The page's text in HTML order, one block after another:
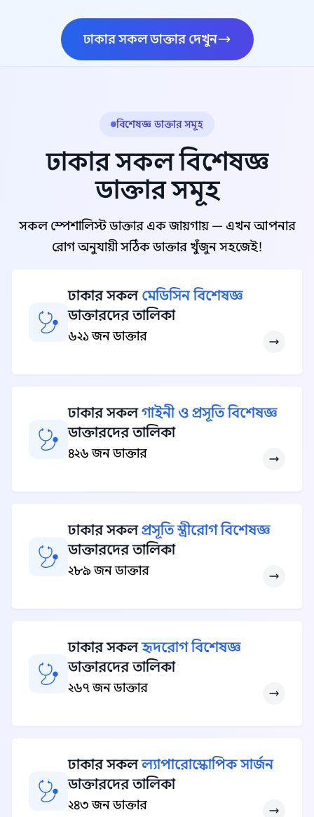
ঢাকার সকল ডাক্তার দেখুন
বিশেষজ্ঞ ডাক্তার সমূহ
ঢাকার সকল বিশেষজ্ঞ
ডাক্তার সমূহ
সকল স্পেশালিস্ট ডাক্তার এক জায়গায় — এখন আপনার
রোগ অনুযায়ী সঠিক ডাক্তার খুঁজুন সহজেই!
ঢাকার সকল মেডিসিন বিশেষজ্ঞ
ডাক্তারদের তালিকা
৬২১ জন ডাক্তার
ঢাকার সকলগাইনী ও প্রসূতি বিশেষজ্ঞ
ডাক্তারদের তালিকা
৪২৬ জন ডাক্তার
ঢাকার সকলপ্রসূতি স্ত্রীরোগ বিশেষজ্ঞ
ডাক্তারদের তালিকা
২৮৯ জন ডাক্তার
ঢাকার সকলহৃদরোগ বিশেষজ্ঞ
ডাক্তারদের তালিকা
২৬৭ জন ডাক্তার
ঢাকার সকলল্যাপারোস্কোপিক সার্জন
ডাক্তারদের তালিকা
২৪৩ জন ডাক্তার